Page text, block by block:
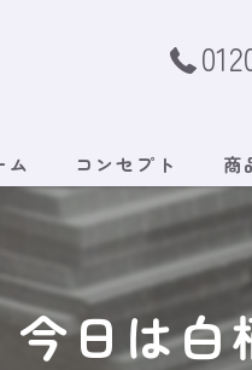
ム
コンセプト 商
今日は白